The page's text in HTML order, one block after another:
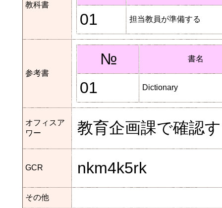
教科書
01 担当教員が準備する
参考書
№ 書名
01 Dictionary
オフィスア
ワー
教育企画課で確認
GCR nkm4k5rk
その他